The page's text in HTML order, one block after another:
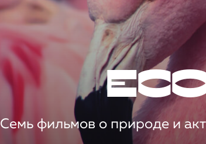
Семь фильмов о природе и